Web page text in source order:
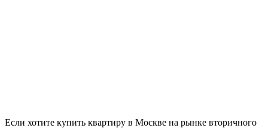
Если хотите купить квартиру в Москве на рынке вторичного